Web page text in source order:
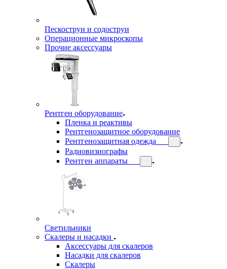
Пескоструи и содоструи
Операционные микроскопы
Прочие аксессуары
Рентген оборудование
Пленка и реактивы
Рентгенозащитное оборудование
Рентгенозащитная одежда
Радиовизиографы
Рентген аппараты
Светильники
Скалеры и насадки
Аксессуары для скалеров
Насадки для скалеров
Скалеры